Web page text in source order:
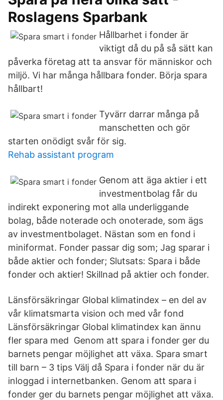
Roslagens Sparbank
Hållbarhet i fonder är
viktigt då du på så sätt kan
påverka företag att ta ansvar för människor och
miljö. Vi har många hållbara fonder. Börja spara
hållbart!
Tyvärr darrar många på
manschetten och gör
starten onödigt svår för sig.
Rehab assistant program
Genom att äga aktier i ett
investmentbolag får du
indirekt exponering mot alla underliggande
bolag, både noterade och onoterade, som ägs
av investmentbolaget. Nästan som en fond i
miniformat. Fonder passar dig som; Jag sparar i
både aktier och fonder; Slutsats: Spara i både
fonder och aktier! Skillnad på aktier och fonder.
Länsförsäkringar Global klimatindex – en del av
vår klimatsmarta vision och med vår fond
Länsförsäkringar Global klimatindex kan ännu
fler spara med Genom att spara i fonder ger du
barnets pengar möjlighet att växa. Spara smart
till barn – 3 tips Välj då Spara i fonder när du är
inloggad i internetbanken. Genom att spara i
fonder ger du barnets pengar möjlighet att växa.